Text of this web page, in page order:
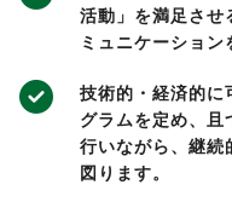
活動」を満足させ
ミュニケーション
技術的・経済的に
グラムを定め、且
行いながら、継続
図ります。